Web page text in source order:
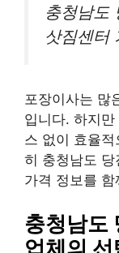
충청남도
삿짐센터
포장이사는 많
입니다. 하지
스 없이 효율
히 충청남도
가격 정보를
충청남도
업체의